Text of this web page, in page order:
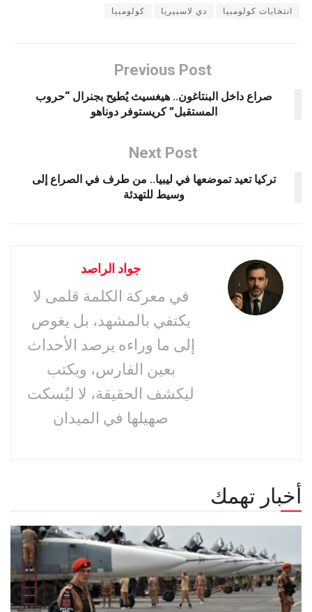
انتخابات كولومبيا دي لاسبيريا كولومبيا
Previous Post
صراع داخل البنتاغون.. هيغسيث يُطيح بجنرال “حروب
المستقبل” كريستوفر دوناهو
Next Post
تركيا تعيد تموضعها في ليبيا.. من طرف في الصراع إلى
وسيط للتهدئة
جواد الراصد
في معركة الكلمة قلمى لا
يكتفي بالمشهد، بل يغوص
إلى ما وراءه يرصد الأحداث
بعين الفارس، ويكتب
ليكشف الحقيقة، لا ليُسكت
صهيلها في الميدان
أخبار تهمك